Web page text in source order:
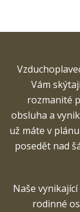
Vám
rozmanité
obsluha a
už máte v
posedět nad
Naše
rodinné